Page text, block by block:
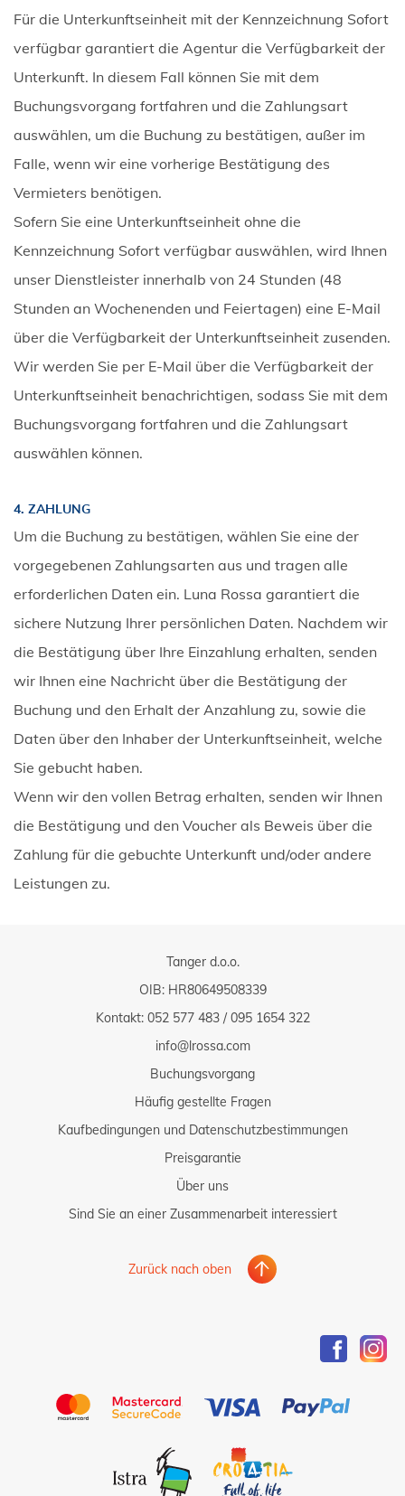
Für die Unterkunftseinheit mit der Kennzeichnung Sofort
verfügbar garantiert die Agentur die Verfügbarkeit der
Unterkunft. In diesem Fall können Sie mit dem
Buchungsvorgang fortfahren und die Zahlungsart
auswählen, um die Buchung zu bestätigen, außer im
Falle, wenn wir eine vorherige Bestätigung des
Vermieters benötigen.
Sofern Sie eine Unterkunftseinheit ohne die
Kennzeichnung Sofort verfügbar auswählen, wird Ihnen
unser Dienstleister innerhalb von 24 Stunden (48
Stunden an Wochenenden und Feiertagen) eine E-Mail
über die Verfügbarkeit der Unterkunftseinheit zusenden.
Wir werden Sie per E-Mail über die Verfügbarkeit der
Unterkunftseinheit benachrichtigen, sodass Sie mit dem
Buchungsvorgang fortfahren und die Zahlungsart
auswählen können.
4. ZAHLUNG
Um die Buchung zu bestätigen, wählen Sie eine der
vorgegebenen Zahlungsarten aus und tragen alle
erforderlichen Daten ein. Luna Rossa garantiert die
sichere Nutzung Ihrer persönlichen Daten. Nachdem wir
die Bestätigung über Ihre Einzahlung erhalten, senden
wir Ihnen eine Nachricht über die Bestätigung der
Buchung und den Erhalt der Anzahlung zu, sowie die
Daten über den Inhaber der Unterkunftseinheit, welche
Sie gebucht haben.
Wenn wir den vollen Betrag erhalten, senden wir Ihnen
die Bestätigung und den Voucher als Beweis über die
Zahlung für die gebuchte Unterkunft und/oder andere
Leistungen zu.
Tanger d.o.o.
OIB: HR80649508339
Kontakt: 052 577 483/095 1654 322
info@lrossa.com
Buchungsvorgang
Häufig gestellte Fragen
Kaufbedingungen und Datenschutzbestimmungen
Preisgarantie
Über uns
Sind Sie an einer Zusammenarbeit interessiert
Zurück nach oben